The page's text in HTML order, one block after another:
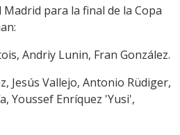
para la final de la Copa
Andriy Lunin, Fran González.
Jesús Vallejo, Antonio Rüdiger,
Youssef Enríquez 'Yusi',